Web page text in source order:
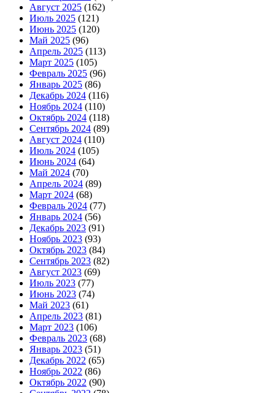
Август 2025 (162)
Июль 2025 (121)
Июнь 2025 (120)
Май 2025 (96)
Апрель 2025 (113)
Март 2025 (105)
Февраль 2025 (96)
Январь 2025 (86)
Декабрь 2024 (116)
Ноябрь 2024 (110)
Октябрь 2024 (118)
Сентябрь 2024 (89)
Август 2024 (110)
Июль 2024 (105)
Июнь 2024 (64)
Май 2024 (70)
Апрель 2024 (89)
Март 2024 (68)
Февраль 2024 (77)
Январь 2024 (56)
Декабрь 2023 (91)
Ноябрь 2023 (93)
Октябрь 2023 (84)
Сентябрь 2023 (82)
Август 2023 (69)
Июль 2023 (77)
Июнь 2023 (74)
Май 2023 (61)
Апрель 2023 (81)
Март 2023 (106)
Февраль 2023 (68)
Январь 2023 (51)
Декабрь 2022 (65)
Ноябрь 2022 (86)
Октябрь 2022 (90)